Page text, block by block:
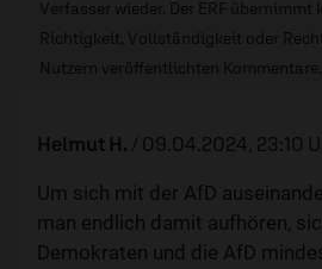
Verfasser wieder. Der ERF übernimmt
Richtigkeit, Vollständigkeit oder
Nutzern veröffentlichten Kommentare.
Helmut H. / 09.04.2024, 23:10
Um sich mit der AfD
man endlich damit aufhören,
Demokraten und die AfD